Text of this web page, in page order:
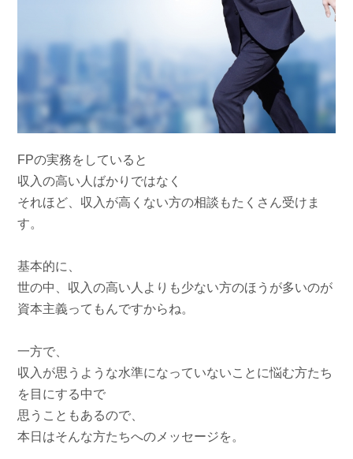
FPの実務をしていると
収入の高い人ばかりではなく
それほど、収入が高くない方の相談もたくさん受けま
す。
基本的に、
世の中、収入の高い人よりも少ない方のほうが多いのが
資本主義ってもんですからね。
一方で、
収入が思うような水準になっていないことに悩む方たち
を目にする中で
思うこともあるので、
本日はそんな方たちへのメッセージを。